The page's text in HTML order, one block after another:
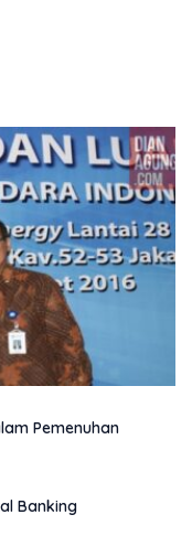
Pemenuhan
Banking